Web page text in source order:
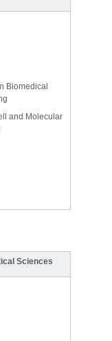
Biomedical
and Molecular
Sciences